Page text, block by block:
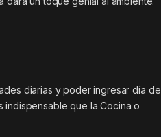
diarias y poder ingresar día de
indispensable que la Cocina o